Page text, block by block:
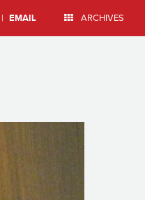
| EMAIL ARCHIVES